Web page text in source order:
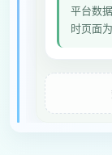
平台数
时页面为